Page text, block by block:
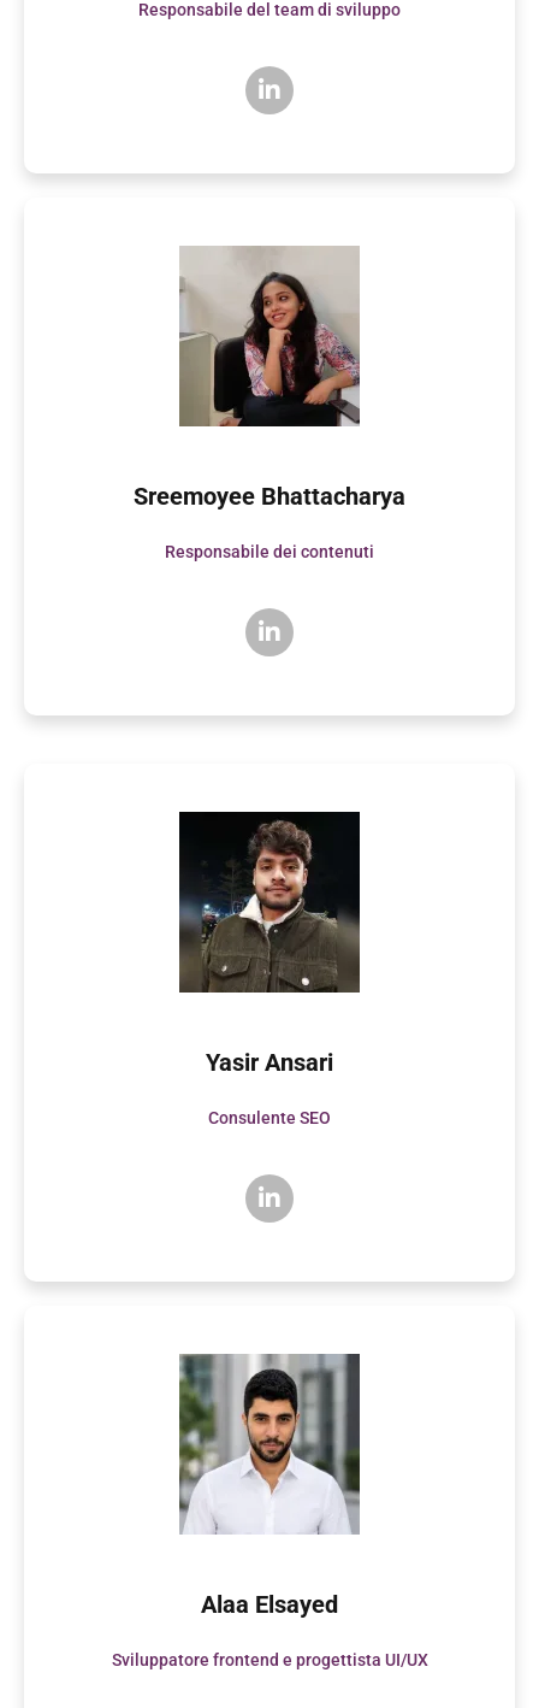
Responsabile del team di sviluppo
Sreemoyee Bhattacharya
Responsabile dei contenuti
Yasir Ansari
Consulente SEO
Alaa Elsayed
Sviluppatore frontend e progettista UI/UX